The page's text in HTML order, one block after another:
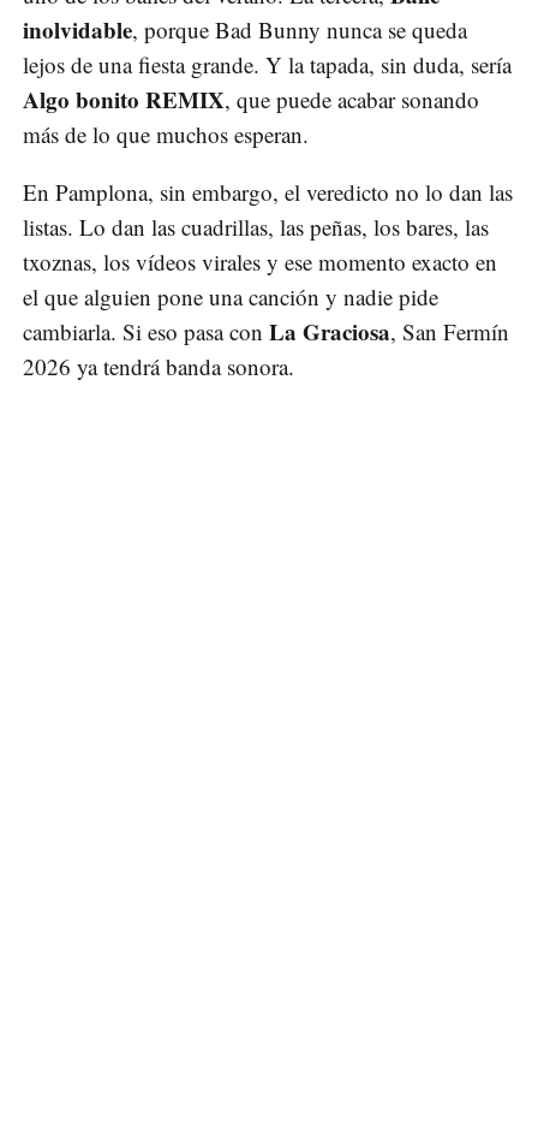
inolvidable, porque Bad Bunny nunca se queda
lejos de una fiesta grande. Y la tapada, sin duda, sería
Algo bonito REMIX, que puede acabar sonando
más de lo que muchos esperan.
En Pamplona, sin embargo, el veredicto no lo dan las
listas. Lo dan las cuadrillas, las peñas, los bares, las
txoznas, los vídeos virales y ese momento exacto en
el que alguien pone una canción y nadie pide
cambiarla. Si eso pasa con La Graciosa, San Fermín
2026 ya tendrá banda sonora.